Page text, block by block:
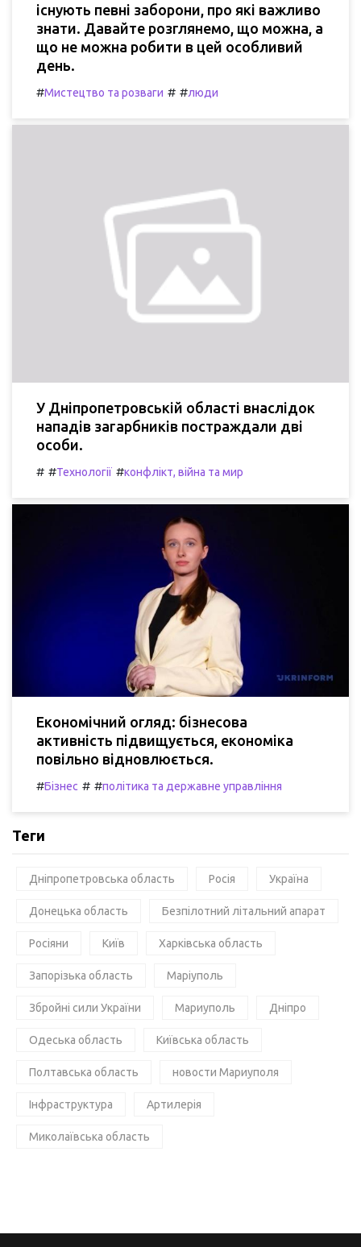
існують певні заборони, про які важливо
знати. Давайте розглянемо, що можна, а
що не можна робити в цей особливий
день.
#Мистецтво та розваги # #люди
У Дніпропетровській області внаслідок
нападів загарбників постраждали дві
особи.
# #Технології #конфлікт, війна та мир
Економічний огляд: бізнесова
активність підвищується, економіка
повільно відновлюється.
#Бізнес # #політика та державне управління
Теги
Дніпропетровська область Росія Україна
Донецька область Безпілотний літальний апарат
Росіяни Київ Харківська область
Запорізька область Маріуполь
Збройні сили України Мариуполь Дніпро
Одеська область Київська область
Полтавська область новости Мариуполя
Інфраструктура Артилерія
Миколаївська область